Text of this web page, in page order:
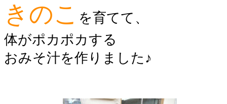
きのこ を育てて、
体がポカポカする
おみそ汁を作りました♪